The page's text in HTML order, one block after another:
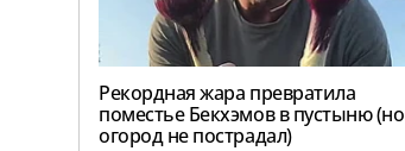
Рекордная жара превратила
поместье Бекхэмов в пустыню (но
огород не пострадал)